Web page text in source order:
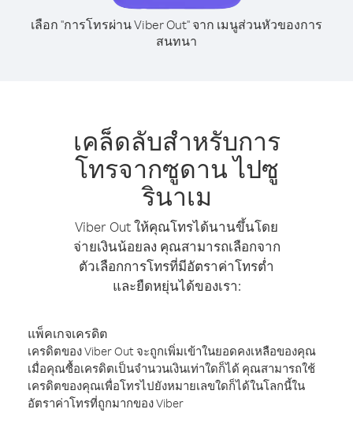
เลือก "การโทรผ่าน Viber Out" จาก เมนูส่วนหัวของการ
สนทนา
เคล็ดลับสำหรับการ
โทรจากซูดาน ไปซู
รินาเม
Viber Out ให้คุณโทรได้นานขึ้นโดย
จ่ายเงินน้อยลง คุณสามารถเลือกจาก
ตัวเลือกการโทรที่มีอัตราค่าโทรต่ำ
และยืดหยุ่นได้ของเรา:
แพ็คเกจเครดิต
เครดิตของ Viber Out จะถูกเพิ่มเข้าในยอดคงเหลือของคุณ
เมื่อคุณซื้อเครดิตเป็นจำนวนเงินเท่าใดก็ได้ คุณสามารถใช้
เครดิตของคุณเพื่อโทรไปยังหมายเลขใดก็ได้ในโลกนี้ใน
อัตราค่าโทรที่ถูกมากของ Viber